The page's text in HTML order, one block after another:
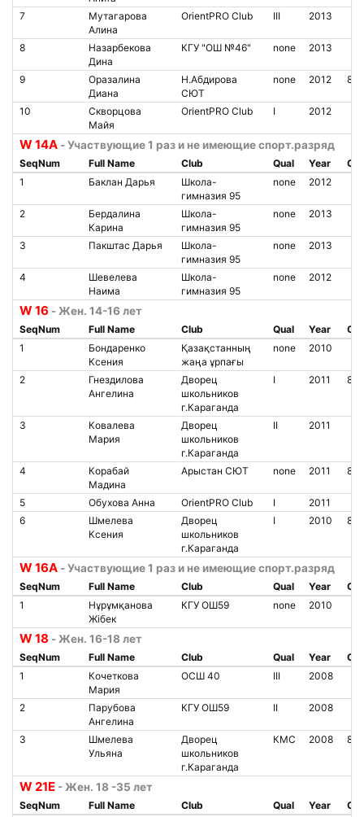
7
Мутагарова
Алина
OrientPRO Club III 2013
8
Назарбекова
Дина
КГУ "ОШ №46" none 2013
9
Оразалина
Диана
Н.Абдирова
СЮТ
none 2012
10
Скворцова
Майя
OrientPRO Club I 2012
W 14A - Участвующие 1 раз и не имеющие спорт.разряд
SeqNum Full Name Club Qual Year
1
Баклан Дарья
Школа-
гимназия 95
none 2012
2
Бердалина
Карина
Школа-
гимназия 95
none 2013
3 Пакштас Дарья
Школа-
гимназия 95
none 2013
4
Шевелева
Наима
Школа-
гимназия 95
none 2012
W 16 - Жен. 14-16 лет
SeqNum Full Name Club Qual Year
1
Бондаренко
Ксения
Қазақстанның
жаңа ұрпағы
none 2010
2
Гнездилова
Ангелина
Дворец
школьников
г.Караганда
I 2011
3
Ковалева
Мария
Дворец
школьников
г.Караганда
II 2011
4
Корабай
Мадина
Арыстан СЮТ none 2011
5 Обухова Анна OrientPRO Club I
2011
6
Шмелева
Ксения
Дворец
школьников
г.Караганда
I 2010
W 16A - Участвующие 1 раз и не имеющие спорт.разряд
SeqNum Full Name Club Qual Year
1
Нұрұмқанова
Жібек
КГУ ОШ59 none 2010
W 18 - Жен. 16-18 лет
SeqNum Full Name Club Qual Year
1
Кочеткова
Мария
ОСШ 40 III 2008
2
Парубова
Ангелина
КГУ ОШ59 II 2008
3
Шмелева
Ульяна
Дворец
школьников
г.Караганда
КМС 2008
W 21Е - Жен. 18 -35 лет
SeqNum Full Name Club Qual Year